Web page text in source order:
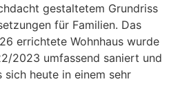
gestaltetem Grundriss
für Familien. Das
errichtete Wohnhaus wurde
2023 umfassend saniert und
heute in einem sehr